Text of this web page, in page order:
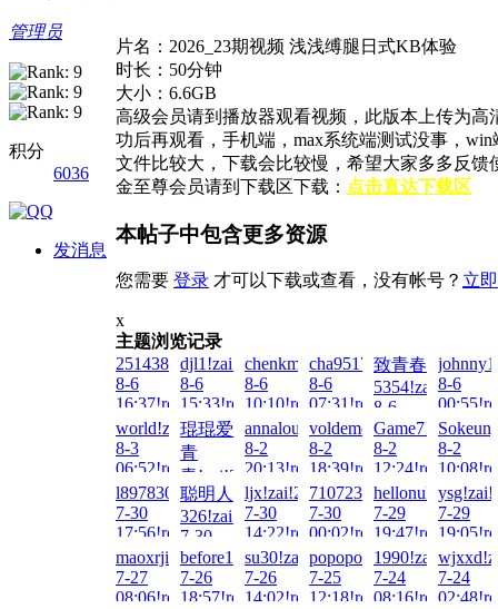
管理员
积分
6036
发消息
片名：2026_23期视频 浅浅缚腿日式KB体验
时长：50分钟
大小：6.6GB
高级会员请到播放器观看视频，此版本上传为
功后再观看，手机端，max系统端测试没事，
文件比较大，下载会比较慢，希望大家多多反
金至尊会员请到下载区下载： 点击直达下载区
本帖子中包含更多资源
您需要 登录 才可以下载或查看，没有帐号？ 立
x
主题浏览记录
2514385417!zai!2026-
8-6
16:37!read!
djl1!zai!2026-
8-6
15:33!read!
chenkm777!zai!2026-
8-6
10:10!read!
cha951753!zai!2026-
8-6
07:31!read!
致青春
5354!zai!2026-
8-6
02:07!read!
8-6
world!zai!2026-
8-3
06:52!read!
琨琨爱
青
青!zai!2026-
8-3
04:15!read!
annalou666888!zai!2026-
8-2
20:13!read!
voldemort!zai!2026-
8-2
18:39!read!
Game7!zai!2026-
8-2
12:24!read!
8-2
l897830689!zai!2026-
7-30
17:56!read!
聪明人
326!zai!2026-
7-30
17:32!read!
ljx!zai!2026-
7-30
14:22!read!
71072325!zai!2026-
7-30
00:02!read!
7-29
19:47!read!
7-29
maoxrji!zai!2026-
7-27
08:06!read!
before10!zai!2026-
7-26
18:57!read!
su30!zai!2026-
7-26
14:02!read!
popopopopopo!zai!2026-
7-25
12:18!read!
1990!zai!2026-
7-24
08:16!read!
7-24